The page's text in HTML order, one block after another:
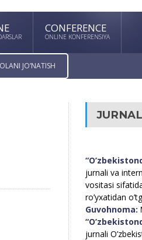
CONFERENCE
ONLINE KONFERENSIYA
JO’NATISH
jurnali va
vositasi
ro’yxatidan
Guvohnoma:
jurnali